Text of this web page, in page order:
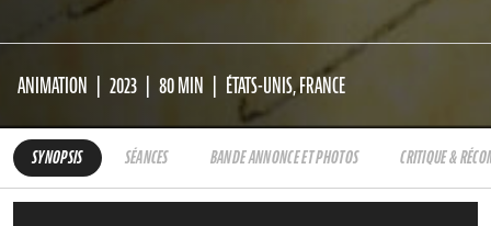
ANIMATION 2023 80 MIN ÉTATS-UNIS, FRANCE
SYNOPSIS SÉANCES BANDE ANNONCE ET PHOTOS CRITIQUE &